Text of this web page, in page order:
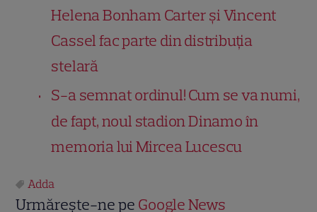
Helena Bonham Carter și Vincent
Cassel fac parte din distribuția
stelară
S-a semnat ordinul! Cum se va numi,
de fapt, noul stadion Dinamo în
memoria lui Mircea Lucescu
Adda
Urmărește-ne pe Google News